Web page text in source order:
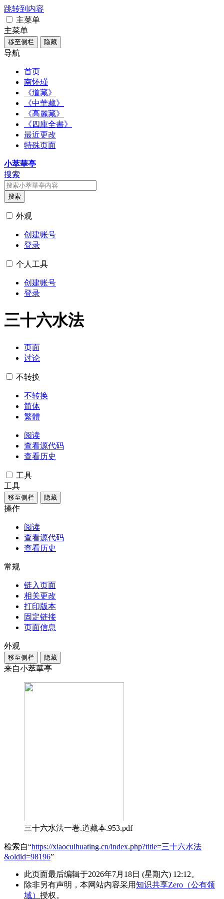
跳转到内容
主菜单
主菜单
移至侧栏 隐藏
导航
首页
南怀瑾
《道藏》
《中華藏》
《高麗藏》
《四庫全書》
最近更改
特殊页面
小萃華亭
搜索
搜索
外观
创建账号
登录
个人工具
创建账号
登录
三十六水法
页面
讨论
不转换
不转换
简体
繁體
阅读
查看源代码
查看历史
工具
工具
移至侧栏 隐藏
操作
阅读
查看源代码
查看历史
常规
链入页面
相关更改
打印版本
固定链接
页面信息
外观
移至侧栏 隐藏
来自小萃華亭
三十六水法一卷.道藏本.953.pdf
检索自“https://xiaocuihuating.cn/index.php?title=三十六水法
&oldid=98196”
此页面最后编辑于2026年7月18日 (星期六) 12:12。
除非另有声明，本网站内容采用知识共享Zero（公有领
域） 授权。